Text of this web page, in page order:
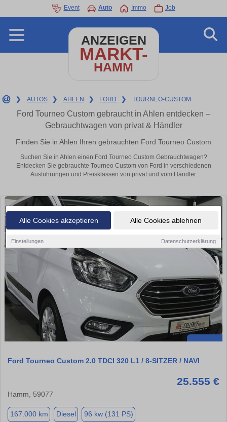
Alle Cookies akzeptieren Alle Cookies ablehnen
Einstellungen Datenschutzerklärung
Event Auto Immo Job
ANZEIGEN
MARKT-
HAMM
❯ AUTOS ❯ AHLEN ❯ FORD ❯ TOURNEO-CUSTOM
Ford Tourneo Custom gebraucht in Ahlen entdecken –
Gebrauchtwagen von privat & Händler
Finden Sie in Ahlen Ihren gebrauchten Ford Tourneo Custom
Suchen Sie in Ahlen einen Ford Tourneo Custom Gebrauchtwagen?
Entdecken Sie gebrauchte Tourneo Custom von Ford in verschiedenen
Ausführungen und Preisklassen von privat und vom Händler.
Ford Tourneo Custom 2.0 TDCI 320 L1 / 8-SITZER / NAVI
25.555 €
Hamm, 59077
167.000 km Diesel 96 kw (131 PS)